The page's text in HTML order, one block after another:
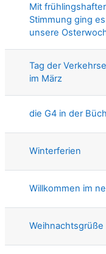
Mit frühlingshafter
Stimmung ging
unsere
Tag der
im März
die G4 in der
Winterferien
Willkommen im
Weihnachtsgrüße